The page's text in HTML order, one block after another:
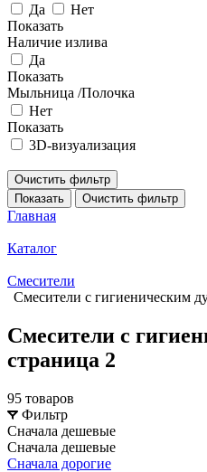
Да
Нет
Показать
Наличие излива
Да
Показать
Мыльница /Полочка
Нет
Показать
3D-визуализация
Очистить фильтр
Показать
Очистить фильтр
Главная
Каталог
Смесители
Смесители с гигиеническим
Смесители с
страница 2
95 товаров
Фильтр
Сначала дешевые
Сначала дешевые
Сначала дорогие